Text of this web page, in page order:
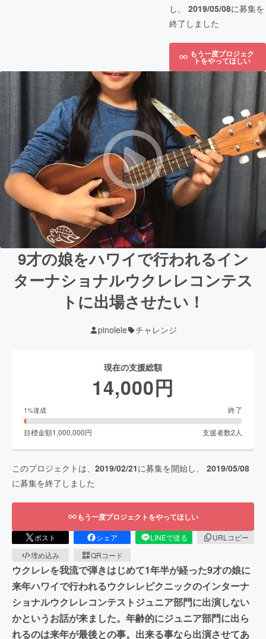
し、 2019/05/08に募集を
終了しました
もう一度プロジェク
トをやってほしい
9才の娘をハワイで行われるイン
ターナショナルウクレレコンテス
トに出場させたい！
pinolele チャレンジ
現在の支援総額
14,000円
1%達成 終了
目標金額1,000,000円 支援者数2 人
このプロジェクトは、 2019/02/21に募集を開始し、 2019/05/08
に募集を終了しました
もう一度プロジェクトをやってほしい
ポスト シェア LINEで送る
URLコピー
埋め込み
QRコード
ウクレレを我流で弾きはじめて1年半が経った9才の娘に
来年ハワイで行われるウクレレピクニックのインターナ
ショナルウクレレコンテストジュニア部門に出演しない
かというお話が来ました。年齢的にジュニア部門に出ら
れるのは来年が最後との事。出来る事なら出演させてあ